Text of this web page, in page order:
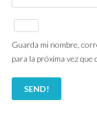
Guarda mi nombre,
para la próxima vez que